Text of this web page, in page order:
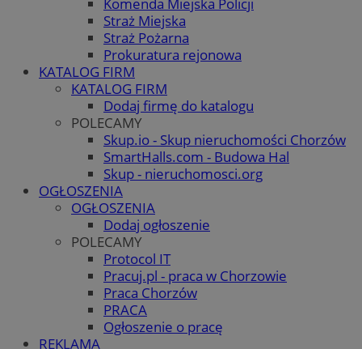
Straż Miejska
Straż Pożarna
Prokuratura rejonowa
KATALOG FIRM
KATALOG FIRM
Dodaj firmę do katalogu
POLECAMY
Skup.io - Skup nieruchomości Chorzów
SmartHalls.com - Budowa Hal
Skup - nieruchomosci.org
OGŁOSZENIA
OGŁOSZENIA
Dodaj ogłoszenie
POLECAMY
Protocol IT
Pracuj.pl - praca w Chorzowie
Praca Chorzów
PRACA
Ogłoszenie o pracę
REKLAMA